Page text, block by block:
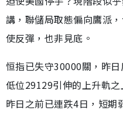
講，聯儲局取態偏向鷹派
使反彈，也非見底。
恒指已失守30000關，昨
低位29129引伸的上升軌
昨日之前已連跌4日，短期